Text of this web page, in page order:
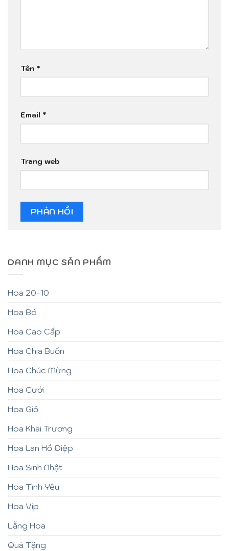
Tên *
Email *
Trang web
DANH MỤC SẢN PHẨM
Hoa 20-10
Hoa Bó
Hoa Cao Cấp
Hoa Chia Buồn
Hoa Chúc Mừng
Hoa Cưới
Hoa Giỏ
Hoa Khai Trương
Hoa Lan Hồ Điệp
Hoa Sinh Nhật
Hoa Tình Yêu
Hoa Vip
Lẵng Hoa
Quà Tặng